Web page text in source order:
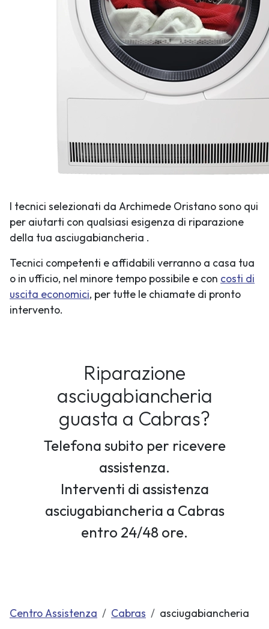
I tecnici selezionati da Archimede Oristano sono qui
per aiutarti con qualsiasi esigenza di riparazione
della tua asciugabiancheria .
Tecnici competenti e affidabili verranno a casa tua
o in ufficio, nel minore tempo possibile e con costi di
uscita economici, per tutte le chiamate di pronto
intervento.
Riparazione
asciugabiancheria
guasta a Cabras?
Telefona subito per ricevere
assistenza.
Interventi di assistenza
asciugabiancheria a Cabras
entro 24/48 ore.
Centro Assistenza Cabras asciugabiancheria